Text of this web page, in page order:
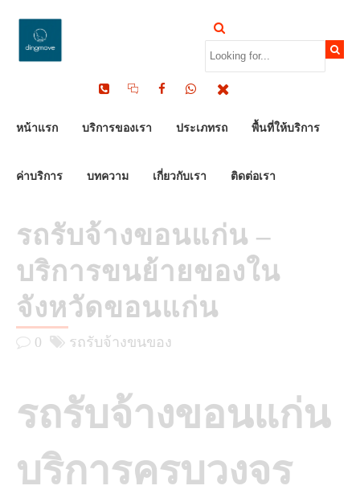
หน้าแรก บริการของเรา ประเภทรถ พื้นที่ให้บริการ
ค่าบริการ บทความ เกี่ยวกับเรา ติดต่อเรา
รถรับจ้างขอนแก่น –
บริการขนย้ายของใน
จังหวัดขอนแก่น
0 รถรับจ้างขนของ
รถรับจ้างขอนแก่น
บริการครบวงจร